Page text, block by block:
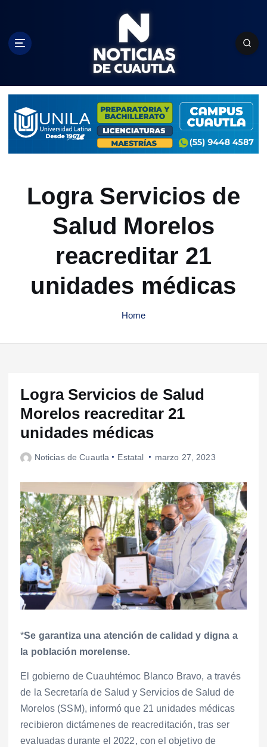
c
Logra Servicios de
Salud Morelos
reacreditar 21
unidades médicas
Home
Logra Servicios de Salud
Morelos reacreditar 21
unidades médicas
Noticias de Cuautla Estatal marzo 27, 2023
*Se garantiza una atención de calidad y digna a
la población morelense.
El gobierno de Cuauhtémoc Blanco Bravo, a través
de la Secretaría de Salud y Servicios de Salud de
Morelos (SSM), informó que 21 unidades médicas
recibieron dictámenes de reacreditación, tras ser
evaluadas durante el 2022, con el objetivo de